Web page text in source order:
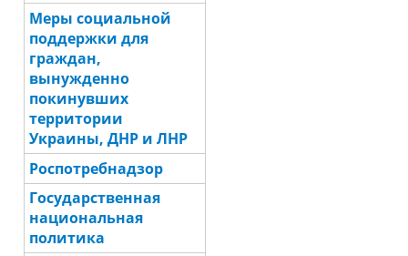
Меры социальной
поддержки для
граждан,
вынужденно
покинувших
территории
Украины, ДНР и ЛНР
Роспотребнадзор
Государственная
национальная
политика